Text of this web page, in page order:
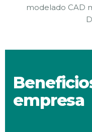
modelado CAD
empresa